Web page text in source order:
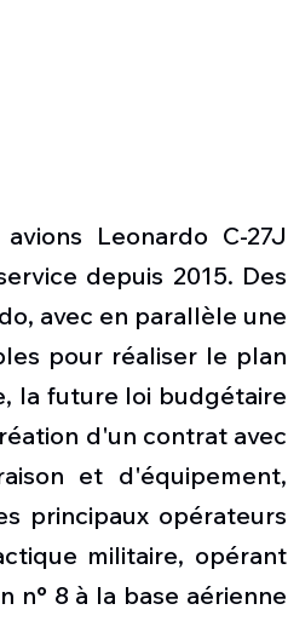
Leonardo C-27J
depuis 2015. Des
avec en parallèle une
pour réaliser le plan
la future loi budgétaire
d'un contrat avec
et d'équipement,
principaux opérateurs
militaire, opérant
n° 8 à la base aérienne